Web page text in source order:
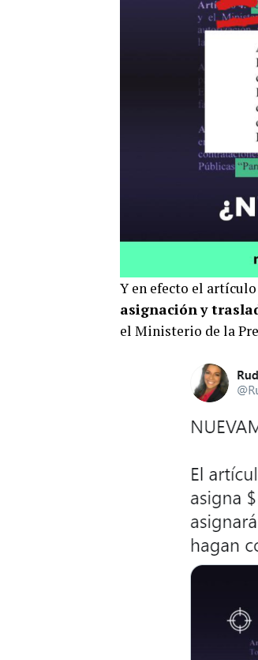
Y en efecto el
asignacióny
el Ministerio de la